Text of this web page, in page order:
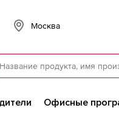
Москва
Офисные